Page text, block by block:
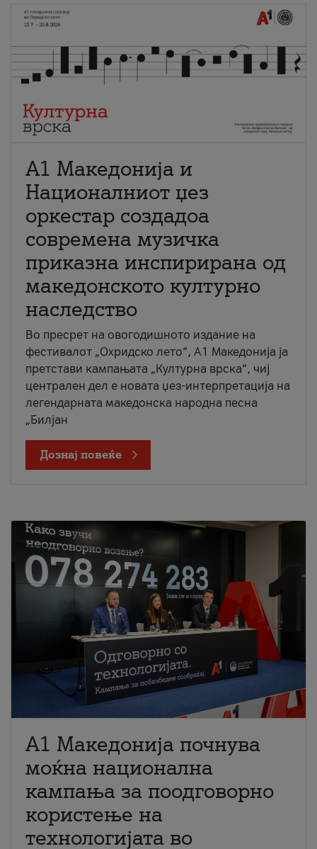
А1 Македонија и
Националниот џез
оркестар создадоа
современа музичка
приказна инспирирана од
македонското културно
наследство
Во пресрет на овогодишното издание на
фестивалот „Охридско лето“, А1 Македонија ја
претстави кампањата „Културна врска“, чиј
централен дел е новата џез-интерпретација на
легендарната македонска народна песна
„Билјан
Дознај повеќе
A1 Македонија почнува
моќна национална
кампања за поодговорно
користење на
технологијата во